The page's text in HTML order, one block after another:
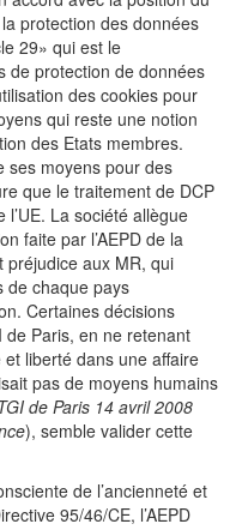
protection des données
29» qui est le
de protection de données
des cookies pour
qui reste une notion
des Etats membres.
ses moyens pour des
que le traitement de DCP
l’UE. La société allègue
faite par l’AEPD de la
préjudice aux MR, qui
de chaque pays
Certaines décisions
de Paris, en ne retenant
liberté dans une affaire
pas de moyens humains
de Paris 14 avril 2008
), semble valider cette
de l’ancienneté et
95/46/CE, l’AEPD